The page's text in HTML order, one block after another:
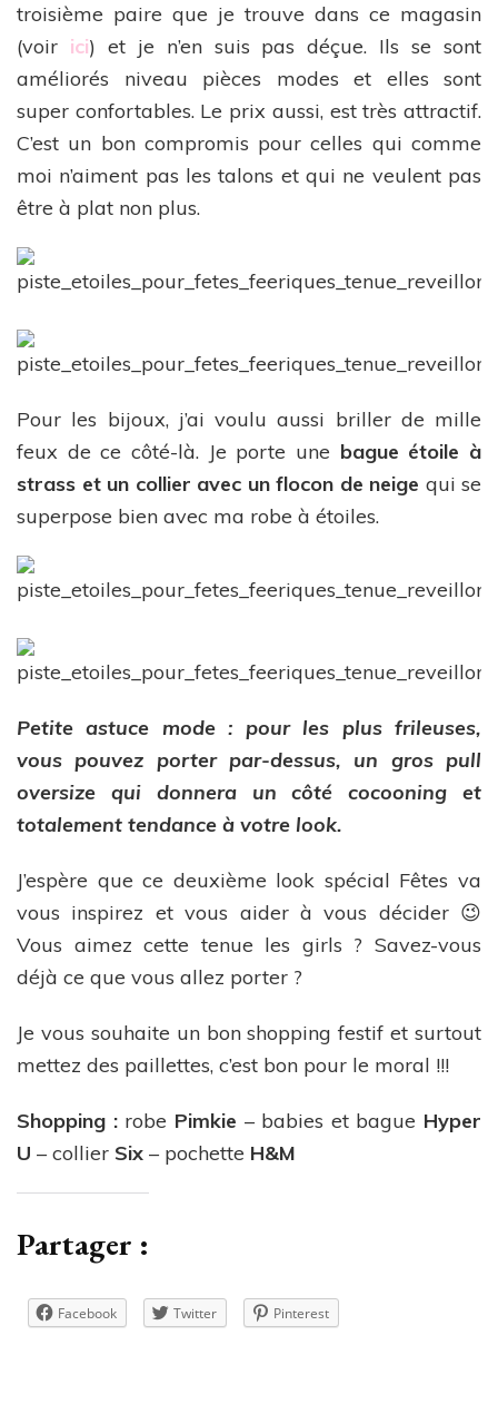
troisième paire que je trouve dans ce magasin
(voir ici) et je n’en suis pas déçue. Ils se sont
améliorés niveau pièces modes et elles sont
super confortables. Le prix aussi, est très attractif.
C’est un bon compromis pour celles qui comme
moi n’aiment pas les talons et qui ne veulent pas
être à plat non plus.
Pour les bijoux, j’ai voulu aussi briller de mille
feux de ce côté-là. Je porte une bague étoile à
strass et un collier avec un flocon de neige qui se
superpose bien avec ma robe à étoiles.
Petite astuce mode : pour les plus frileuses,
vous pouvez porter par-dessus, un gros pull
oversize qui donnera un côté cocooning et
totalement tendance à votre look.
J’espère que ce deuxième look spécial Fêtes va
vous inspirez et vous aider à vous décider 😉
Vous aimez cette tenue les girls ? Savez-vous
déjà ce que vous allez porter ?
Je vous souhaite un bon shopping festif et surtout
mettez des paillettes, c’est bon pour le moral !!!
Shopping :robe Pimkie – babies et bague Hyper
U – collier Six – pochette H&M
Partager :
Facebook Twitter Pinterest